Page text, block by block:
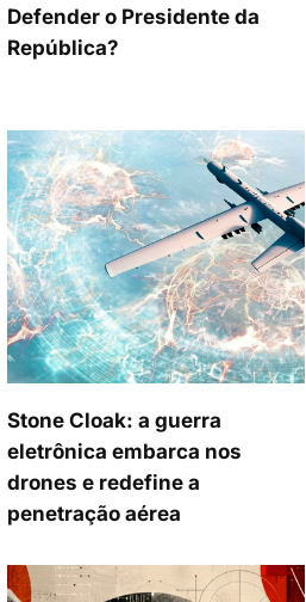
Defender o Presidente da
República?
Stone Cloak: a guerra
eletrônica embarca nos
drones e redefine a
penetração aérea